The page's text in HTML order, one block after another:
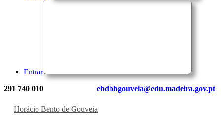
Entrar
291 740 010 ebdhbgouveia@edu.madeira.gov.pt
Horácio Bento de Gouveia